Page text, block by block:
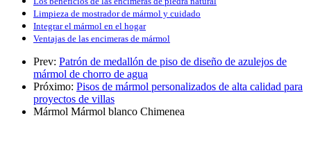
Limpieza de mostrador de mármol y cuidado
Integrar el mármol en el hogar
Ventajas de las encimeras de mármol
Prev: Patrón de medallón de piso de diseño de azulejos de
mármol de chorro de agua
Próximo: Pisos de mármol personalizados de alta calidad para
proyectos de villas
Mármol Mármol blanco Chimenea